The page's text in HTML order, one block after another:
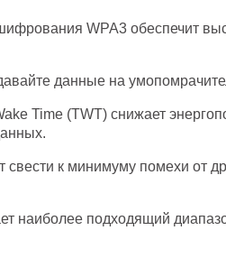
WPA3 обеспечит
данные на
Time (TWT) снижает
к минимуму помехи от
наиболее подходящий